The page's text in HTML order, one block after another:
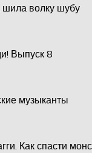
шила волку шубу
Выпуск 8
музыканты
Как спасти